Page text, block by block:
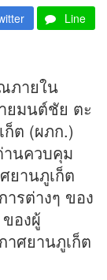
Line
ภายใน
ยมนต์ชัย ตะ
ต (ผภก.)
านควบคุม
ยานภูเก็ต
รต่างๆ ของ
องผู้
าศยานภูเก็ต